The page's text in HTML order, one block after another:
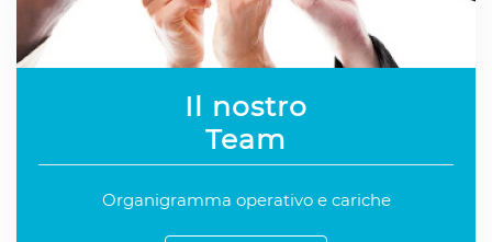
Il nostro
Team
Organigramma operativo e cariche